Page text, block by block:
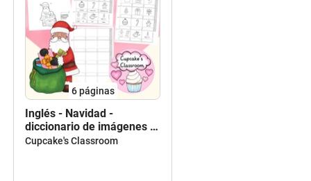
6páginas
Inglés - Navidad -
diccionario de imágenes -
English - picture dictionary
Cupcake's Classroom